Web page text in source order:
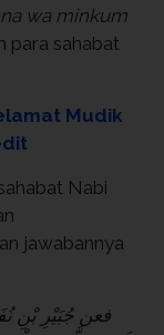
wa minkum
para sahabat
Mudik
Nabi
jawabannya
فعن جُبَيْرِ بْنِ